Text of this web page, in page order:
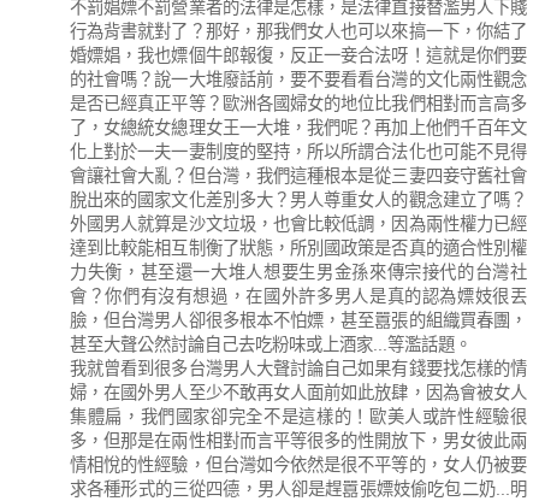
不罰娼嫖不罰營業者的法律是怎樣，是法律直接替濫男人下賤
行為背書就對了？那好，那我們女人也可以來搞一下，你結了
婚嫖娼，我也嫖個牛郎報復，反正一妾合法呀！這就是你們要
的社會嗎？說一大堆廢話前，要不要看看台灣的文化兩性觀念
是否已經真正平等？歐洲各國婦女的地位比我們相對而言高多
了，女總統女總理女王一大堆，我們呢？再加上他們千百年文
化上對於一夫一妻制度的堅持，所以所謂合法化也可能不見得
會讓社會大亂？但台灣，我們這種根本是從三妻四妾守舊社會
脫出來的國家文化差別多大？男人尊重女人的觀念建立了嗎？
外國男人就算是沙文垃圾，也會比較低調，因為兩性權力已經
達到比較能相互制衡了狀態，所別國政策是否真的適合性別權
力失衡，甚至還一大堆人想要生男金孫來傳宗接代的台灣社
會？你們有沒有想過，在國外許多男人是真的認為嫖妓很丟
臉，但台灣男人卻很多根本不怕嫖，甚至囂張的組織買春團，
甚至大聲公然討論自己去吃粉味或上酒家...等濫話題。
我就曾看到很多台灣男人大聲討論自己如果有錢要找怎樣的情
婦，在國外男人至少不敢再女人面前如此放肆，因為會被女人
集體扁，我們國家卻完全不是這樣的！歐美人或許性經驗很
多，但那是在兩性相對而言平等很多的性開放下，男女彼此兩
情相悅的性經驗，但台灣如今依然是很不平等的，女人仍被要
求各種形式的三從四德，男人卻是趕囂張嫖妓偷吃包二奶...明